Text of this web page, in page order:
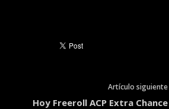
Artículo siguiente
Hoy Freeroll ACP Extra Chance